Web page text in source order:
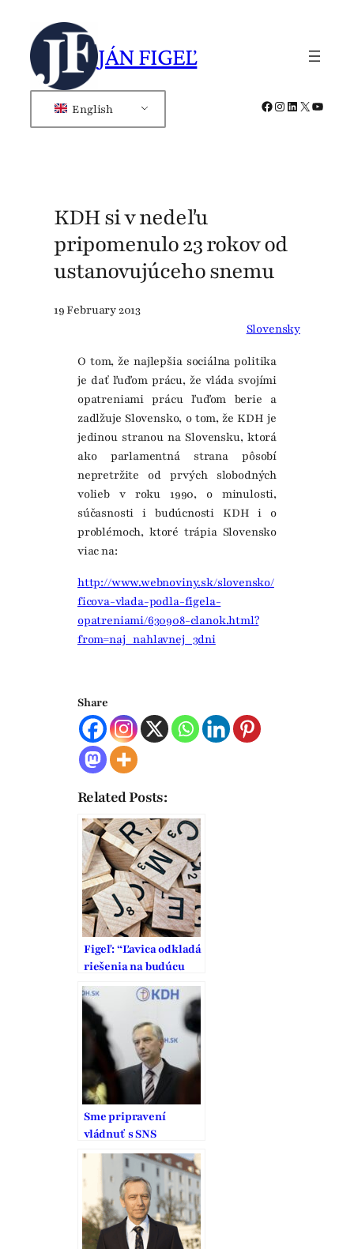
content
JÁN FIGEĽ
English Facebook
Instagram
LinkedIn
X
KDH si v nedeľu
pripomenulo 23 rokov od
ustanovujúceho snemu
19 February 2013
Slovensky
O tom, že najlepšia sociálna politika
je dať ľuďom prácu, že vláda svojími
opatreniami prácu ľuďom berie a
zadlžuje Slovensko, o tom, že KDH je
jedinou stranou na Slovensku, ktorá
ako parlamentná strana pôsobí
nepretržite od prvých slobodných
volieb v roku 1990, o minulosti,
súčasnosti i budúcnosti KDH i o
problémoch, ktoré trápia Slovensko
viac na:
http://www.webnoviny.sk/slovensko/
ficova-vlada-podla-figela-
opatreniami/630908-clanok.html?
from=naj_nahlavnej_3dni
Share
Related Posts:
Figeľ: “Ľavica odkladá
riešenia na budúcu
vládu”
Sme pripravení
vládnuť s SNS